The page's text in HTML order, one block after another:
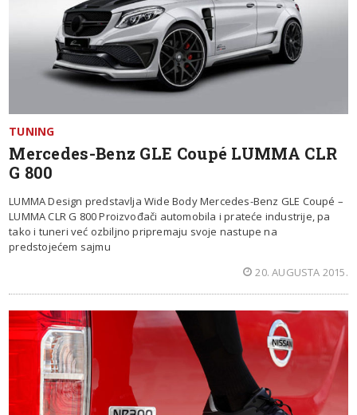
TUNING
Mercedes-Benz GLE Coupé LUMMA CLR
G 800
LUMMA Design predstavlja Wide Body Mercedes-Benz GLE Coupé –
LUMMA CLR G 800 Proizvođači automobila i prateće industrije, pa
tako i tuneri već ozbiljno pripremaju svoje nastupe na
predstojećem sajmu
20. AUGUSTA 2015.